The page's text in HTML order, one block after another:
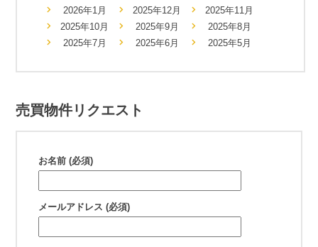
2026年1月
2025年12月
2025年11月
2025年10月
2025年9月
2025年8月
2025年7月
2025年6月 2025年5月
売買物件リクエスト
お名前 (必須)
メールアドレス (必須)